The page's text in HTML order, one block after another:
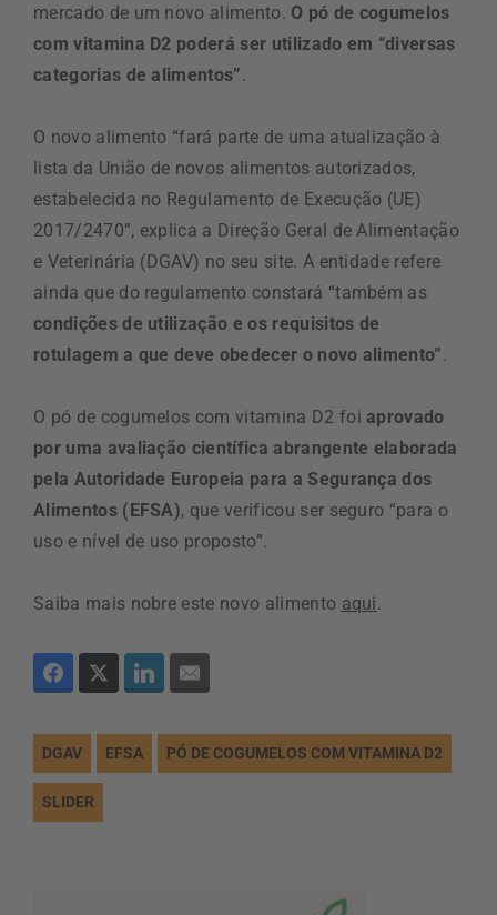
mercado de um novo alimento. O pó de cogumelos
com vitamina D2 poderá ser utilizado em “diversas
categorias de alimentos”.
O novo alimento “fará parte de uma atualização à
lista da União de novos alimentos autorizados,
estabelecida no Regulamento de Execução (UE)
2017/2470”, explica a Direção Geral de Alimentação
e Veterinária (DGAV) no seu site. A entidade refere
ainda que do regulamento constará “também as
condições de utilização e os requisitos de
rotulagem a que deve obedecer o novo alimento”.
O pó de cogumelos com vitamina D2 foi aprovado
por uma avaliação científica abrangente elaborada
pela Autoridade Europeia para a Segurança dos
Alimentos (EFSA), que verificou ser seguro “para o
uso e nível de uso proposto”.
Saiba mais nobre este novo alimento aqui.
DGAV EFSA PÓ DE COGUMELOS COM VITAMINA D2
SLIDER